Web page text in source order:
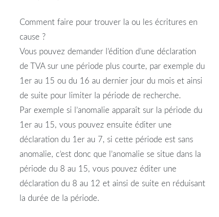
Comment faire pour trouver la ou les écritures en
cause ?
Vous pouvez demander l’édition d’une déclaration
de TVA sur une période plus courte, par exemple du
1er au 15 ou du 16 au dernier jour du mois et ainsi
de suite pour limiter la période de recherche.
Par exemple si l’anomalie apparaît sur la période du
1er au 15, vous pouvez ensuite éditer une
déclaration du 1er au 7, si cette période est sans
anomalie, c’est donc que l’anomalie se situe dans la
période du 8 au 15, vous pouvez éditer une
déclaration du 8 au 12 et ainsi de suite en réduisant
la durée de la période.